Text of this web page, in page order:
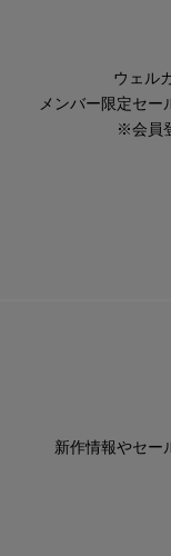
ウェル
メンバー限定セー
※会員
新作情報やセー